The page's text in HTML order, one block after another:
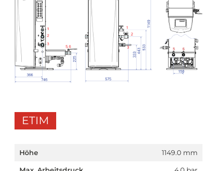
ETIM
Höhe
1149.0 mm